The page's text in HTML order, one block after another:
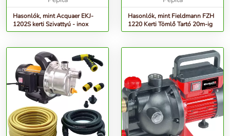
Hasonlók, mint Acquaer EKJ-
1202S kerti Szivattyú - inox
Hasonlók, mint Fieldmann FZH
1220 Kerti Tömlő Tartó 20m-ig